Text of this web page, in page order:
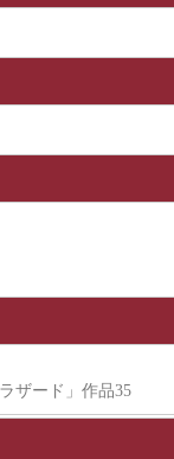
ラザード」作品35